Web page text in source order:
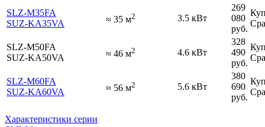
SLZ-M35FA
SUZ-KA35VA
≈ 35 м2 3.5 кВт
269
080
руб.
SLZ-M50FA
SUZ-KA50VA
≈ 46 м2 4.6 кВт
328
490
руб.
SLZ-M60FA
SUZ-KA60VA
≈ 56 м2 5.6 кВт
380
690
руб.
Характеристики серии